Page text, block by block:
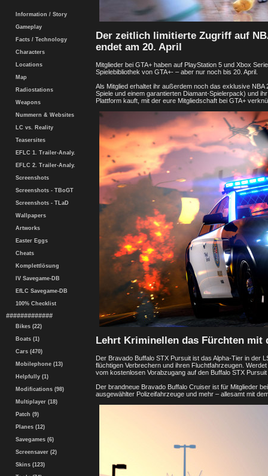
Information / Story
Gameplay
Facts / Technology
Characters
Locations
Map
Radiostations
Weapons
Nummern & Websites
LC vs. Reality
Teasersites
EFLC 1. Trailer-Analy.
EFLC 2. Trailer-Analy.
Screenshots
Screenshots - TBoGT
Screenshots - TLaD
Wallpapers
Artworks
Easter Eggs
Cheats
Komplettlösung
IV Savegame-DB
EfLC Savegame-DB
100% Checklist
#############
Bikes (22)
Boats (1)
Cars (470)
Mobilephone (13)
Helpfully (1)
Modifications (98)
Multiplayer (18)
Patch (9)
Planes (12)
Savegames (6)
Screensaver (2)
Skins (123)
Der zeitlich limitierte Zugriff auf
endet am 20. April
Mitglieder bei GTA+ haben auf PlayStation 5 und Xbox
Spielebibliothek von GTA+- – aber nur noch bis 20. April.
Als Mitglied erhaltet ihr außerdem noch das exklusive
Spiele und einem garantierten Diamant-Spielerpack) und
Plattform kauft, mit der eure Mitgliedschaft bei GTA+
Lehrt Kriminellen das Fürchten mit
Der Bravado Buffalo STX Pursuit ist das Alpha-Tier in der
flüchtigen Verbrechern und ihren Fluchtfahrzeugen.
vom kostenlosen Vorabzugang auf den Buffalo STX
Der brandneue Bravado Buffalo Cruiser ist für Mitglieder
ausgewählter Polizeifahrzeuge und mehr – allesamt mit